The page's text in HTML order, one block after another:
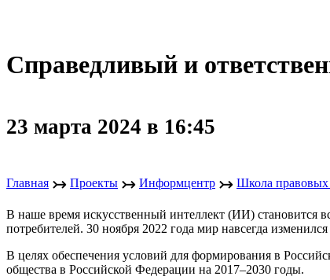
Справедливый и
23 марта 2024 в 16:45
Главная ↣ Проекты ↣ Информцентр ↣ Школа правовых
В наше время искусственный интеллект (ИИ) становится
потребителей. 30 ноября 2022 года мир навсегда
В целях обеспечения условий для формирования в
общества в Российской Федерации на 2017–2030 годы.